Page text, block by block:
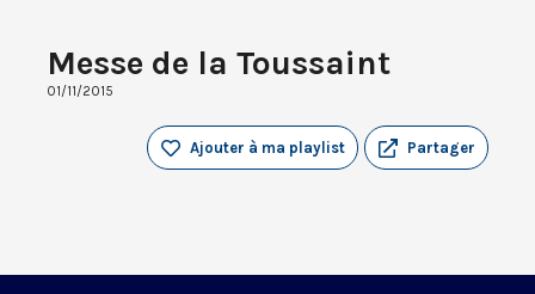
Messe de la Toussaint
01/11/2015
Partager
Ajouter à ma playlist